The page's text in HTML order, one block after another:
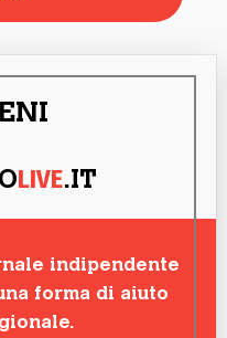
LIVE.IT
indipendente
forma di aiuto